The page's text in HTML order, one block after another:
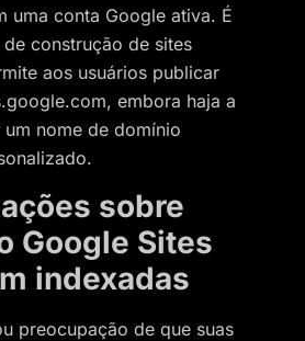
uma conta Google ativa. É
construção de sites
aos usuários publicar
embora haja a
nome de domínio
sobre
Google Sites
indexadas
preocupação de que suas